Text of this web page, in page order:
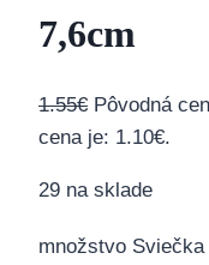
7,6cm
1.55€ Pôvodná
cena je: 1.10€.
29 na sklade
množstvo